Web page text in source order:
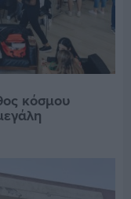
κόσμου